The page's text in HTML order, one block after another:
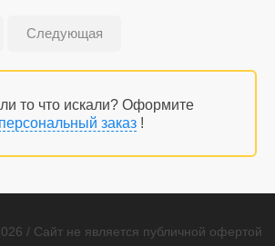
Следующая
то что искали? Оформите
персональный заказ !
/ Сайт не является публичной офертой